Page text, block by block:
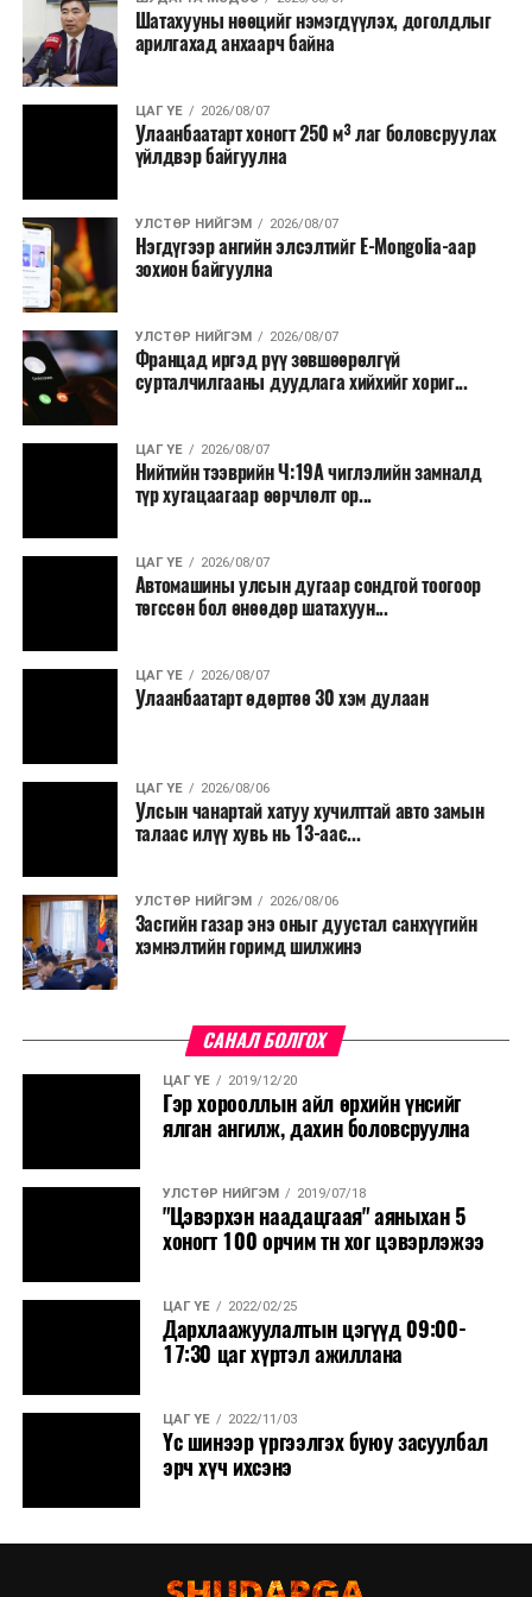
болон арилжааны банкуудтай хамтран стратегийн
бүтээгдэхүүний нөөц бүрдүүлэх, хадгалах, түгээх,
борлуулах бүх шатанд цахим төлбөрийн баримт
үйлдэж, бүртгэлийг ил тод болгох юм.
2026 оны намар бэлтгэж, 2027 оны хавар худалдаанд
Засаг дарга Б.Пүрэвдагваг онцгойлон анхаарч
ажиллахыг Ерөнхий сайд үүрэг болгожээ.
Нөөцийн махыг цахим системд бүртгэснээр мах
бэлтгэлийн явц, нөөцийн үлдэгдэл ил тод болно. Мөн
хөнгөлөлттэй зээлийг зориулалтын бусаар ашиглах
явдлыг таслан зогсоох, хүртээмжийг нэмэгдүүлэх,
өрсөлдөөнийг бий болгох боломжтой гэж үзжээ.
Иргэд агуулах, үйлдвэрээс махаа шууд худалдан авах,
малчид системээр дамжуулан бүтээгдэхүүнээ
Түүнчлэн түлш, улаанбуудай, хүнсний ногооны нөөц
бүрдүүлэх зоорь, агуулах барих аж ахуйн нэгжүүдэд
Шатахууны нөөцийг нэмэгдүүлэх, доголдлыг
арилгахад анхаарч байна
ЦАГ ҮЕ 2026/08/07
Улаанбаатарт хоногт 250 м³ лаг боловсруулах
үйлдвэр байгуулна
УЛСТӨР НИЙГЭМ 2026/08/07
Нэгдүгээр ангийн элсэлтийг E-Mongolia-аар
зохион байгуулна
УЛСТӨР НИЙГЭМ 2026/08/07
Францад иргэд рүү зөвшөөрөлгүй
сурталчилгааны дуудлага хийхийг хориг...
ЦАГ ҮЕ 2026/08/07
Нийтийн тээврийн Ч:19А чиглэлийн замналд
түр хугацаагаар өөрчлөлт ор...
ЦАГ ҮЕ 2026/08/07
Автомашины улсын дугаар сондгой тоогоор
төгссөн бол өнөөдөр шатахуун...
ЦАГ ҮЕ 2026/08/07
Улаанбаатарт өдөртөө 30 хэм дулаан
ЦАГ ҮЕ 2026/08/06
Улсын чанартай хатуу хучилттай авто замын
талаас илүү хувь нь 13-аас...
УЛСТӨР НИЙГЭМ 2026/08/06
Засгийн газар энэ оныг дуустал санхүүгийн
хэмнэлтийн горимд шилжинэ
САНАЛ БОЛГОХ
ЦАГ ҮЕ 2019/12/20
Гэр хорооллын айл өрхийн үнсийг
ялган ангилж, дахин боловсруулна
УЛСТӨР НИЙГЭМ 2019/07/18
"Цэвэрхэн наадацгаая" аяныхан 5
хоногт 100 орчим тн хог цэвэрлэжээ
ЦАГ ҮЕ 2022/02/25
Дархлаажуулалтын цэгүүд 09:00-
17:30 цаг хүртэл ажиллана
ЦАГ ҮЕ 2022/11/03
Үс шинээр үргээлгэх буюу засуулбал
эрч хүч ихсэнэ